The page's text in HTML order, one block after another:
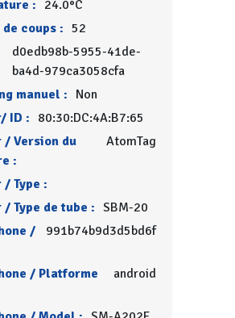
:
24.0°C
coups : 52
d0edb98b-5955-41de-
ba4d-979ca3058cfa
manuel :
Non
ID : 80:30:DC:4A:B7:65
/ Version du
:
AtomTag
/ Type :
/ Type de tube : SBM-20
/
991b74b9d3d5bd6f
/ Platforme
android